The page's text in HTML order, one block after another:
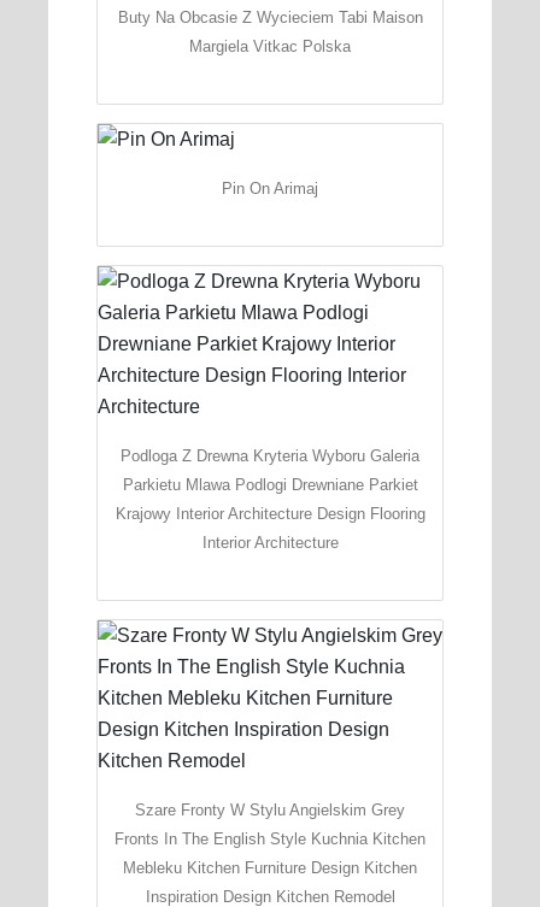
Buty Na Obcasie Z Wycieciem Tabi Maison
Margiela Vitkac Polska
Pin On Arimaj
Podloga Z Drewna Kryteria Wyboru Galeria
Parkietu Mlawa Podlogi Drewniane Parkiet
Krajowy Interior Architecture Design Flooring
Interior Architecture
Szare Fronty W Stylu Angielskim Grey
Fronts In The English Style Kuchnia Kitchen
Mebleku Kitchen Furniture Design Kitchen
Inspiration Design Kitchen Remodel